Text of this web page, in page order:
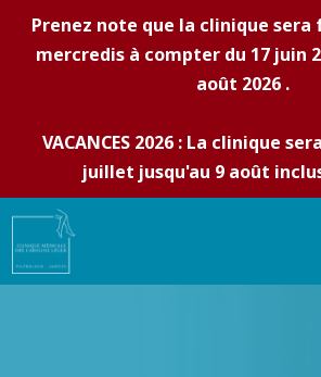
Prenez note que la clinique
mercredis à compter du 17 juin
août 2026 .
VACANCES 2026 : La clinique
juillet jusqu'au 9 août